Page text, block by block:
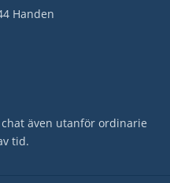
Handen
även utanför ordinarie
tid.